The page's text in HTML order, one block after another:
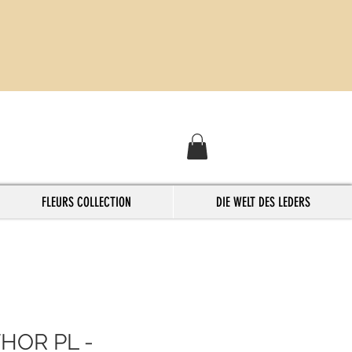
PL -
FLEURS COLLECTION DIE WELT DES LEDERS